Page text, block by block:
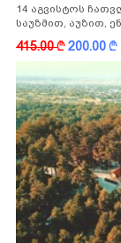
14 აგვისტოს
საუზმით, აუზით,
ფასდაკლებით
415.00k200.00k